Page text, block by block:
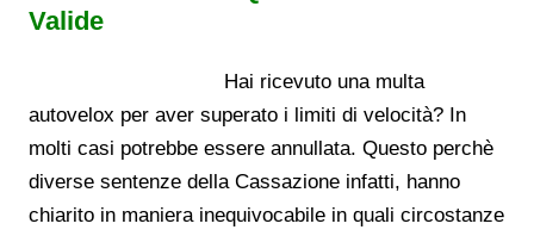
Valide
Hai ricevuto una multa
autovelox per aver superato i limiti di velocità? In
molti casi potrebbe essere annullata. Questo perchè
diverse sentenze della Cassazione infatti, hanno
chiarito in maniera inequivocabile in quali circostanze